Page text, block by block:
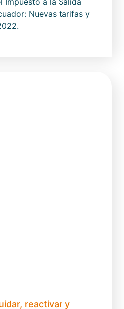
Nuevas tarifas y
reactivar y